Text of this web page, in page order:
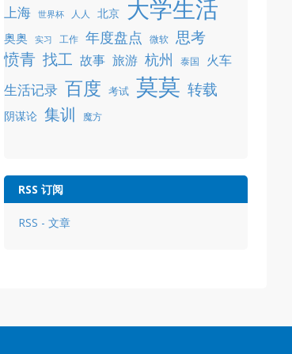
上海 世界杯 人人 北京 大学生活
奥奥 实习 工作 年度盘点 微软 思考
愤青 找工 故事 旅游 杭州 泰国 火车
生活记录 百度 考试 莫莫 转载
阴谋论 集训 魔方
RSS 订阅
RSS - 文章